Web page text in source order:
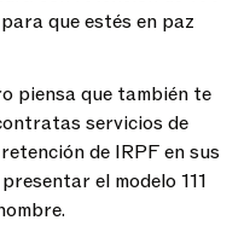
que estés en paz
piensa que también te
servicios de
de IRPF en sus
el modelo 111